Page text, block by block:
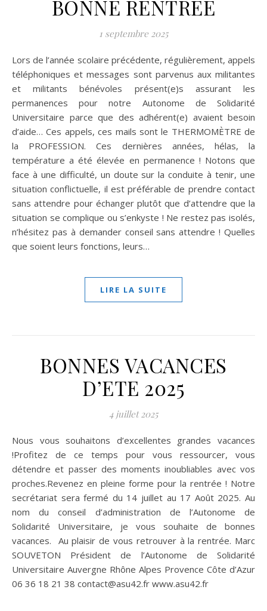
BONNE RENTREE
1 septembre 2025
Lors de l’année scolaire précédente, régulièrement, appels
téléphoniques et messages sont parvenus aux militantes
et militants bénévoles présent(e)s assurant les
permanences pour notre Autonome de Solidarité
Universitaire parce que des adhérent(e) avaient besoin
d’aide… Ces appels, ces mails sont le THERMOMÈTRE de
la PROFESSION. Ces dernières années, hélas, la
température a été élevée en permanence ! Notons que
face à une difficulté, un doute sur la conduite à tenir, une
situation conflictuelle, il est préférable de prendre contact
sans attendre pour échanger plutôt que d’attendre que la
situation se complique ou s’enkyste ! Ne restez pas isolés,
n’hésitez pas à demander conseil sans attendre ! Quelles
que soient leurs fonctions, leurs…
LIRE LA SUITE
BONNES VACANCES
D’ETE 2025
4 juillet 2025
Nous vous souhaitons d’excellentes grandes vacances
!Profitez de ce temps pour vous ressourcer, vous
détendre et passer des moments inoubliables avec vos
proches.Revenez en pleine forme pour la rentrée ! Notre
secrétariat sera fermé du 14 juillet au 17 Août 2025. Au
nom du conseil d’administration de l’Autonome de
Solidarité Universitaire, je vous souhaite de bonnes
vacances. Au plaisir de vous retrouver à la rentrée. Marc
SOUVETON Président de l’Autonome de Solidarité
Universitaire Auvergne Rhône Alpes Provence Côte d’Azur
06 36 18 21 38 contact@asu42.fr www.asu42.fr